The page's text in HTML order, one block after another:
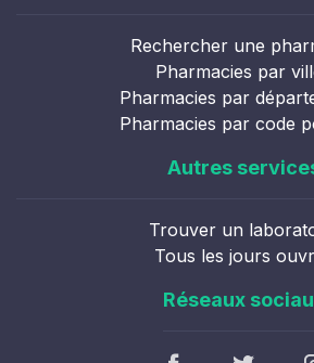
Rechercher une
Pharmacies par
Pharmacies par
Pharmacies par code
Autres
Trouver un
Tous les jours
Réseaux